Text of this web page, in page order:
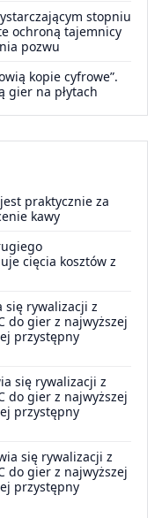
stopniu
ochroną tajemnicy
pozwu
kopie cyfrowe”.
gier na płytach
praktycznie za
kawy
cięcia kosztów z
się rywalizacji z
do gier z najwyższej
przystępny
się rywalizacji z
do gier z najwyższej
przystępny
się rywalizacji z
do gier z najwyższej
przystępny